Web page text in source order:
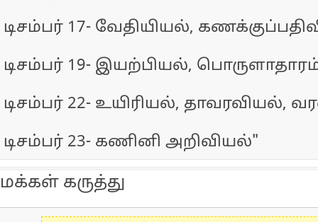
டிசம்பர் 17- வேதியியல்,
டிசம்பர் 19- இயற்பியல்,
டிசம்பர் 22- உயிரியல், தாவரவியல்,
டிசம்பர் 23- கணினி அறிவியல்"
மக்கள் கருத்து